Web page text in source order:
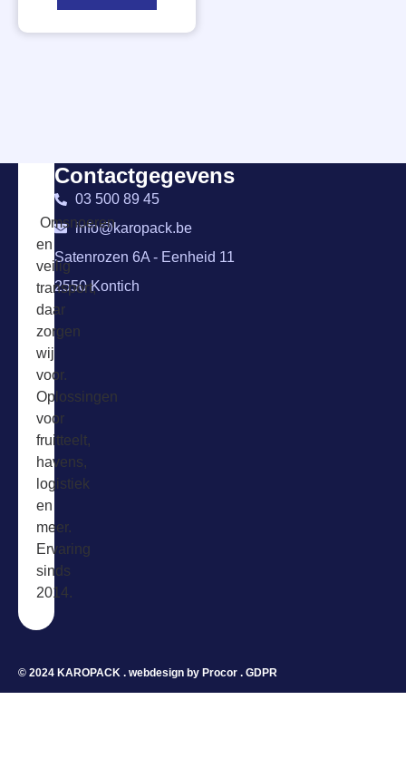
Contactgegevens
03 500 89 45
info@karopack.be
Satenrozen 6A - Eenheid 11
2550 Kontich
Omsnoeren
en
veilig
transport,
daar
zorgen
wij
voor.
Oplossingen
voor
fruitteelt,
havens,
logistiek
en
meer.
Ervaring
sinds
2014.
© 2024 KAROPACK . webdesign by Procor . GDPR